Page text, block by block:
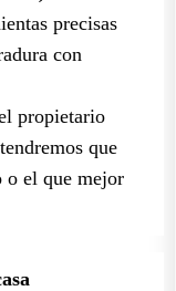
precisas
con
propietario
que
o el que mejor